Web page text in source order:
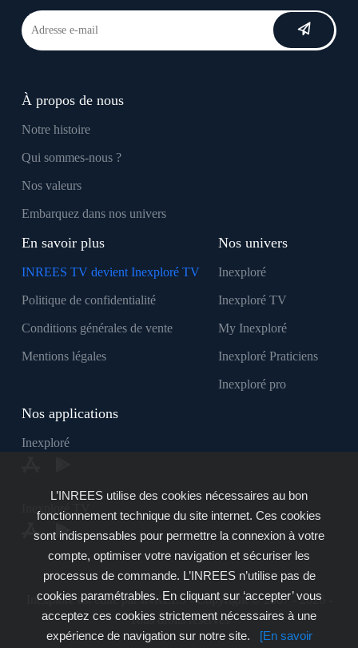
À propos de nous
Notre histoire
Qui sommes-nous ?
Nos valeurs
Embarquez dans nos univers
En savoir plus
INREES TV devient Inexploré TV
Politique de confidentialité
Conditions générales de vente
Mentions légales
Nos univers
Inexploré
Inexploré TV
My Inexploré
Inexploré Praticiens
Inexploré pro
Nos applications
Inexploré
Inexploré TV
Inexploré est édité par INREES - Copyright © 2007 - 2026 -
Tous droits réservés
L’INREES utilise des cookies nécessaires au bon
fonctionnement technique du site internet. Ces cookies
sont indispensables pour permettre la connexion à votre
compte, optimiser votre navigation et sécuriser les
processus de commande. L’INREES n’utilise pas de
cookies paramétrables. En cliquant sur ‘accepter’ vous
acceptez ces cookies strictement nécessaires à une
expérience de navigation sur notre site.
[En savoir